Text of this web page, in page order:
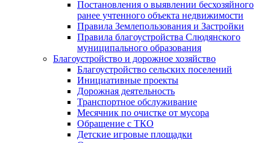
Постановления о выявлении бесхозяйного
ранее учтенного объекта недвижимости
Правила Землепользования и Застройки
Правила благоустройства Слюдянского
муниципального образования
Благоустройство и дорожное хозяйство
Благоустройство сельских поселений
Инициативные проекты
Дорожная деятельность
Транспортное обслуживание
Месячник по очистке от мусора
Обращение с ТКО
Детские игровые площадки